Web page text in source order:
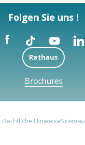
Folgen Sie uns !
Rathaus
Brochures
Rechtliche HinweiseSitemap